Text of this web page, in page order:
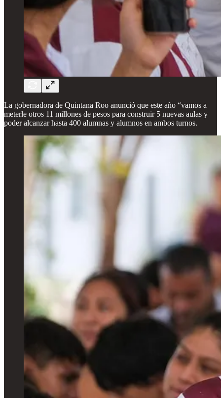
La gobernadora de Quintana Roo anunció que este año “vamos a
meterle otros 11 millones de pesos para construir 5 nuevas aulas y
poder alcanzar hasta 400 alumnas y alumnos en ambos turnos.